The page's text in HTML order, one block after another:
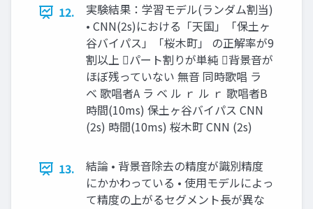
12.
実験結果：学習モデル(ランダム割当)
• CNN(2s)における「天国」「保土ヶ
谷バイパス」「桜木町」 の正解率が9
割以上 パート割りが単純 背景音が
ほぼ残っていない 無音 同時歌唱 ラ
ベ 歌唱者A ラ ベ ル ｒ ル ｒ 歌唱者B
時間(10ms) 保土ヶ谷バイパス CNN
(2s) 時間(10ms) 桜木町 CNN (2s)
13.
結論 • 背景音除去の精度が識別精度
にかかわっている • 使用モデルによっ
て精度の上がるセグメント長が異な